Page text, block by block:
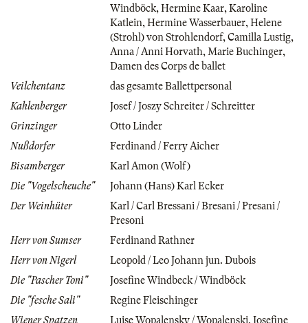
Windböck, Hermine Kaar, Karoline
Katlein, Hermine Wasserbauer, Helene
(Strohl) von Strohlendorf, Camilla Lustig,
Anna / Anni Horvath, Marie Buchinger,
Damen des Corps de ballet
Veilchentanz
das gesamte Ballettpersonal
Kahlenberger
Josef / Joszy Schreiter / Schreitter
Grinzinger
Otto Linder
Nußdorfer
Ferdinand / Ferry Aicher
Bisamberger
Karl Amon (Wolf)
Die "Vogelscheuche"
Johann (Hans) Karl Ecker
Der Weinhüter
Karl / Carl Bressani / Bresani / Presani /
Presoni
Herr von Sumser
Ferdinand Rathner
Herr von Nigerl
Leopold / Leo Johann jun. Dubois
Die "Pascher Toni"
Josefine Windbeck / Windböck
Die "fesche Sali"
Regine Fleischinger
Wiener Spatzen
Luise Wopalensky / Wopalenski, Josefine